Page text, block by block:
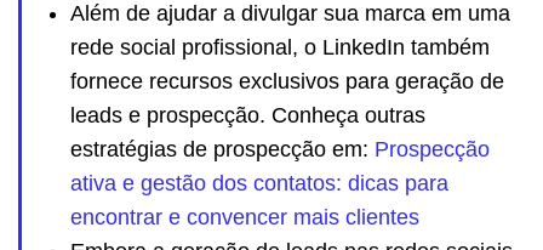
Além de ajudar a divulgar sua marca em uma
rede social profissional, o LinkedIn também
fornece recursos exclusivos para geração de
leads e prospecção. Conheça outras
estratégias de prospecção em: Prospecção
ativa e gestão dos contatos: dicas para
encontrar e convencer mais clientes